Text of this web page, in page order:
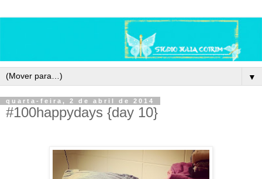
▼
quarta-feira, 2 de abril de 2014
#100happydays {day 10}